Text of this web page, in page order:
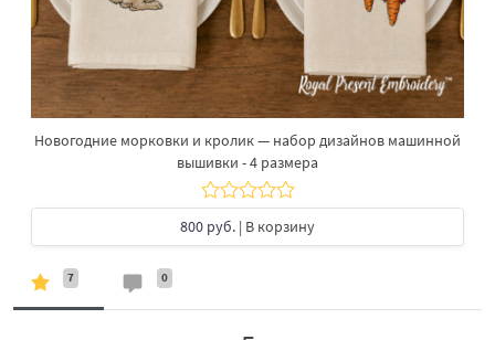
Новогодние морковки и кролик — набор дизайнов машинной
вышивки - 4 размера
800 руб. | В корзину
7 0